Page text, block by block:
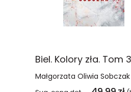
Małgorzata Oliwia Sobczak